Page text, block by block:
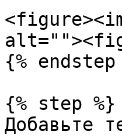
{% endstep
{% step %}
Добавьте